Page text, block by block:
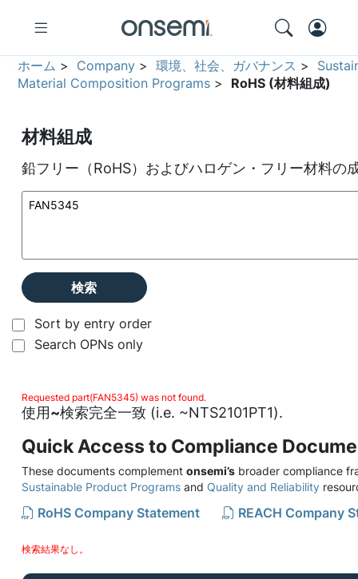
ホーム > Company >環境、社会、ガバナンス >
Material Composition Programs > RoHS (材料組成)
材料組成
鉛フリー（RoHS）およびハロゲン・フリー材料の
検索
Sort by entry order
Search OPNs only
Requested part(FAN5345) was not found.
使用~検索完全一致 (i.e. ~NTS2101PT1).
Quick Access to Compliance
These documents complement onsemi’s broader compliance
Sustainable Product Programs and Quality and Reliability
RoHS Company Statement REACH Company
検索結果なし。